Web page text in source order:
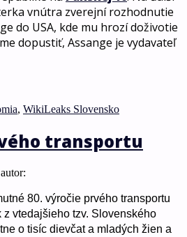
vnútra zverejní rozhodnutie
do USA, kde mu hrozí doživotie
dopustiť, Assange je vydavateľ
, WikiLeaks Slovensko
transportu
80. výročie prvého transportu
vtedajšieho tzv. Slovenského
o tisíc dievčat a mladých žien a